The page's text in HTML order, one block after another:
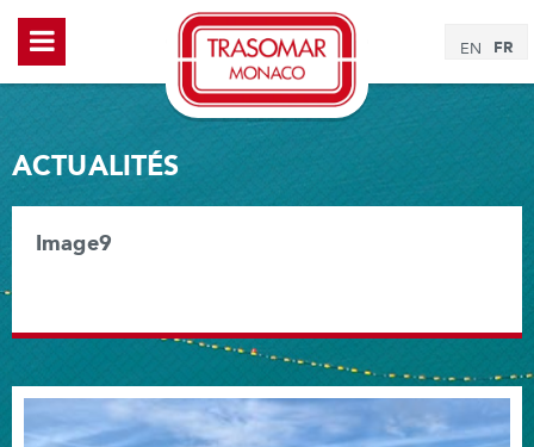
EN FR
ACTUALITÉS
Image9